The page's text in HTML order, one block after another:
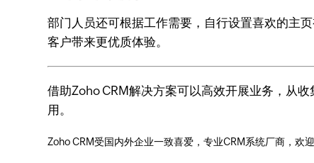
部门人员还可根据工作需要，自行设置喜欢的主
客户带来更优质体验。 ​
借助Zoho CRM解决方案可以高效开展业务，从
用。
Zoho CRM受国内外企业一致喜爱，专业CRM系统厂商，欢